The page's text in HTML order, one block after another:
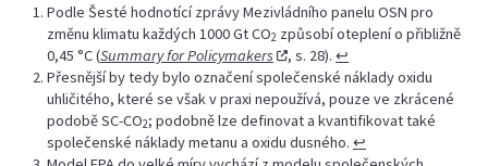
Podle Šesté hodnotící zprávy Mezivládního panelu OSN pro
změnu klimatu každých 1000 Gt CO2 způsobí oteplení o přibližně
0,45 °C (Summary for Policymakers , s. 28).↩︎
Přesnější by tedy bylo označení společenské náklady oxidu
uhličitého, které se však v praxi nepoužívá, pouze ve zkrácené
podobě SC-CO2; podobně lze definovat a kvantifikovat také
společenské náklady metanu a oxidu dusného. ↩︎